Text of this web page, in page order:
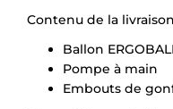
Contenu de la
Ballon
Pompe à main
Embouts de